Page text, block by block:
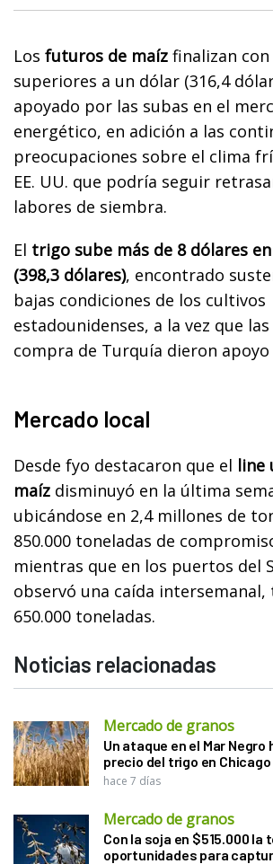
Los futuros de maíz finalizan con
superiores a un dólar (316,4
apoyado por las subas en el
energético, en adición a las
preocupaciones sobre el clima
EE. UU. que podría seguir
labores de siembra.
El trigo sube más de 8 dólares
(398,3 dólares), encontrado
bajas condiciones de los cultivos
estadounidenses, a la vez que
compra de Turquía dieron apoyo
Mercado local
Desde fyo destacaron que el line
maíz disminuyó en la última
ubicándose en 2,4 millones de
850.000 toneladas de
mientras que en los puertos del
observó una caída
650.000 toneladas.
Noticias relacionadas
Mercado de granos
Un ataque en el Mar Negro
precio del trigo en Chicago
hace 7 días
Mercado de granos
Con la soja en $515.000 la
oportunidades para